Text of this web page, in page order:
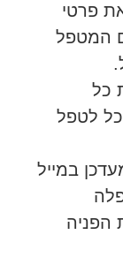
פרטי
המטפל
כל
לטפל
במייל
הפניה